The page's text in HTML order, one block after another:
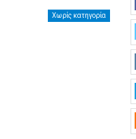
Χωρίς κατηγορία